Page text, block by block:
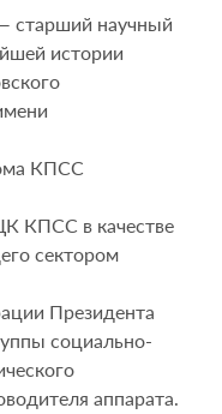
старший научный
истории
КПСС
КПСС в качестве
сектором
Президента
социально-
аппарата.